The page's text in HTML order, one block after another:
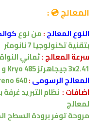
المعالج 💿 :
النوع المعالج:من نوع
بتقنيةتكنولوجيا 7 نانومتر
سرعة المعالج :ثماني النواة
3x2.41 جيجاهرتز Kryo 485 و 4x1.78 جيجاهرنز Kryo 485)
المعالج الرسومى:
640
اضافات : نظام التبريد
لمعالج
مروحة توفر برودة السطح